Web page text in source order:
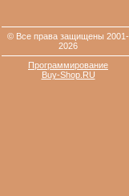
© Все права защищены 2001-
2026
Программирование
Buy-Shop.RU